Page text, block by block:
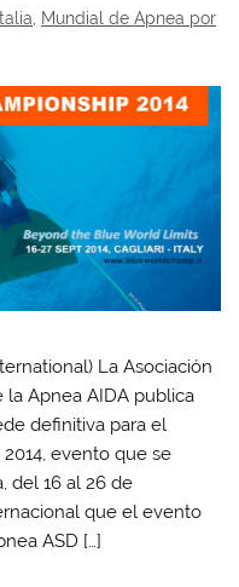
Italia
Mundial de Apnea por
La Asociación
Apnea AIDA publica
definitiva para el
evento que se
del 16 al 26 de
que el evento
ASD […]